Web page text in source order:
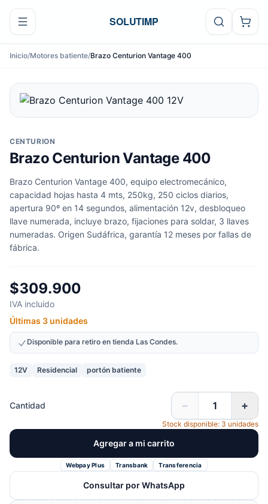
Ir al contenido
SOLUTIMP
Inicio/Motores batiente/Brazo Centurion Vantage 400
CENTURION
Brazo Centurion Vantage 400
Brazo Centurion Vantage 400, equipo electromecánico,
capacidad hojas hasta 4 mts, 250kg, 250 ciclos diarios,
apertura 90º en 14 segundos, alimentación 12v, desbloqueo
llave numerada, incluye brazo, fijaciones para soldar, 3 llaves
numeradas. Origen Sudáfrica, garantía 12 meses por fallas de
fábrica.
$309.900
IVA incluido
Últimas 3 unidades
Disponible para retiro en tienda Las Condes.
12V Residencial portón batiente
Cantidad − +
Stock disponible: 3 unidades
Agregar a mi carrito
Webpay Plus Transbank Transferencia
Consultar por WhatsApp